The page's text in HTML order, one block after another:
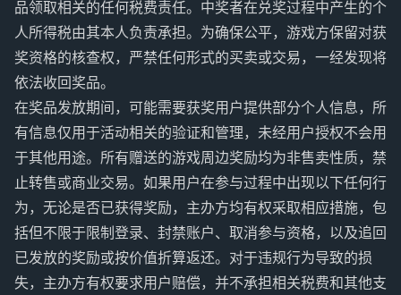
品领取相关的任何税费责任。中奖者在兑奖过程中产生的个
人所得税由其本人负责承担。为确保公平，游戏方保留对获
奖资格的核查权，严禁任何形式的买卖或交易，一经发现将
依法收回奖品。
在奖品发放期间，可能需要获奖用户提供部分个人信息，所
有信息仅用于活动相关的验证和管理，未经用户授权不会用
于其他用途。所有赠送的游戏周边奖励均为非售卖性质，禁
止转售或商业交易。如果用户在参与过程中出现以下任何行
为，无论是否已获得奖励，主办方均有权采取相应措施，包
括但不限于限制登录、封禁账户、取消参与资格，以及追回
已发放的奖励或按价值折算返还。对于违规行为导致的损
失，主办方有权要求用户赔偿，并不承担相关税费和其他支